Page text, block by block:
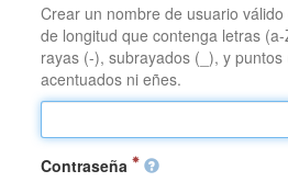
Crear un nombre de usuario
de longitud que contenga letras
rayas (-), subrayados (_), y
acentuados ni eñes.
Contraseña